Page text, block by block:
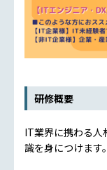
研修概要
IT業界に携わる人
識を身につけます。